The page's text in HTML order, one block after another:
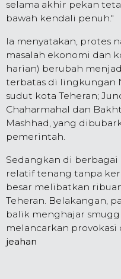
selama akhir pekan
bawah kendali penuh."
Ia menyatakan, protes
masalah ekonomi dan
harian) berubah
terbatas di lingkungan
sudut kota Teheran;
Chaharmahal dan
Mashhad, yang
pemerintah.
Sedangkan di berbagai
relatif tenang tanpa
besar melibatkan
Teheran. Belakangan,
balik menghajar
melancarkan
jeahan